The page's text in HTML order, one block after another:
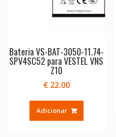
Bateria VS-BAT-3050-11.74-
SPV4SC52 para VESTEL VNS
Z10
€22.00
Adicionar